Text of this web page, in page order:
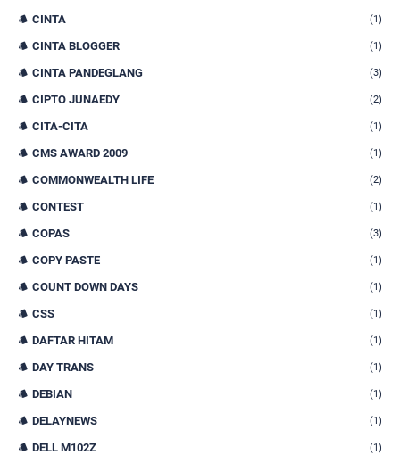
CINTA (1)
CINTA BLOGGER (1)
CINTA PANDEGLANG (3)
CIPTO JUNAEDY (2)
CITA-CITA (1)
CMS AWARD 2009 (1)
COMMONWEALTH LIFE (2)
CONTEST (1)
COPAS (3)
COPY PASTE (1)
COUNT DOWN DAYS (1)
CSS (1)
DAFTAR HITAM (1)
DAY TRANS (1)
DEBIAN (1)
DELAYNEWS (1)
DELL M102Z (1)